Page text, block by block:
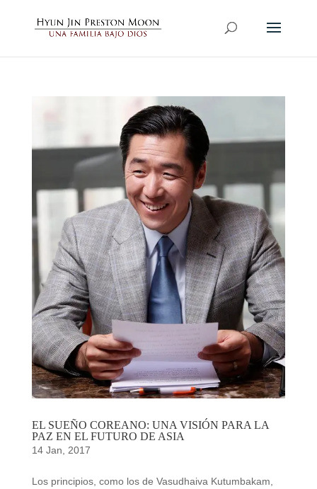
EL SUEÑO COREANO: UNA VISIÓN PARA LA
PAZ EN EL FUTURO DE ASIA
14 Jan, 2017
Los principios, como los de Vasudhaiva Kutumbakam,